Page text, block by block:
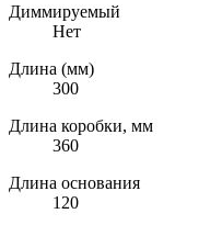
Диммируемый
Нет
Длина (мм)
300
Длина коробки, мм
360
Длина основания
120